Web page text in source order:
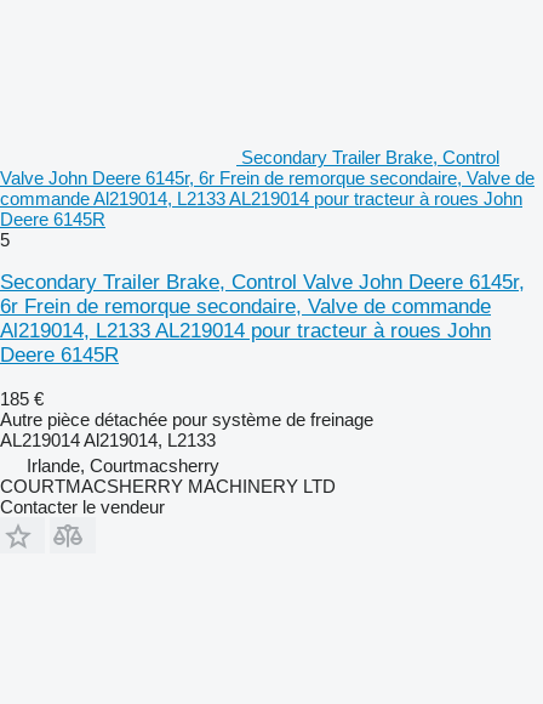
Secondary Trailer Brake, Control
Valve John Deere 6145r, 6r Frein de remorque secondaire, Valve de
commande Al219014, L2133 AL219014 pour tracteur à roues John
Deere 6145R
5
Secondary Trailer Brake, Control Valve John Deere 6145r,
6r Frein de remorque secondaire, Valve de commande
Al219014, L2133 AL219014 pour tracteur à roues John
Deere 6145R
185 €
Autre pièce détachée pour système de freinage
AL219014 Al219014, L2133
Irlande, Courtmacsherry
COURTMACSHERRY MACHINERY LTD
Contacter le vendeur